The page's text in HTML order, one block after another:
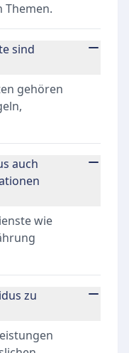
Themen.
sind
gehören
auch
wie
zu